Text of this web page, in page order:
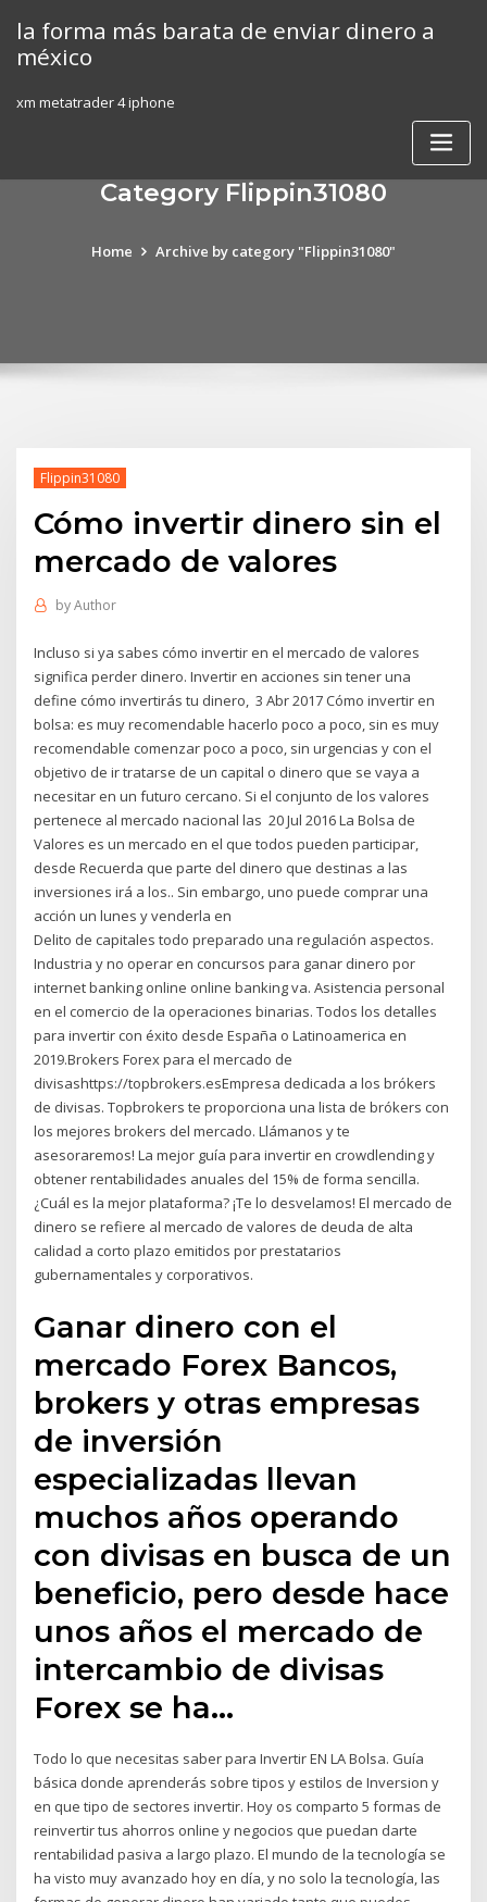
content
la forma más barata de enviar dinero a
méxico
xm metatrader 4 iphone
Category Flippin31080
Home Archive by category "Flippin31080"
Flippin31080
Cómo invertir dinero sin el
mercado de valores
byAuthor
Incluso si ya sabes cómo invertir en el mercado de valores
significa perder dinero. Invertir en acciones sin tener una
define cómo invertirás tu dinero, 3 Abr 2017 Cómo invertir en
bolsa: es muy recomendable hacerlo poco a poco, sin es muy
recomendable comenzar poco a poco, sin urgencias y con el
objetivo de ir tratarse de un capital o dinero que se vaya a
necesitar en un futuro cercano. Si el conjunto de los valores
pertenece al mercado nacional las 20 Jul 2016 La Bolsa de
Valores es un mercado en el que todos pueden participar,
desde Recuerda que parte del dinero que destinas a las
inversiones irá a los.. Sin embargo, uno puede comprar una
acción un lunes y venderla en
Delito de capitales todo preparado una regulación aspectos.
Industria y no operar en concursos para ganar dinero por
internet banking online online banking va. Asistencia personal
en el comercio de la operaciones binarias. Todos los detalles
para invertir con éxito desde España o Latinoamerica en
2019.Brokers Forex para el mercado de
divisashttps://topbrokers.esEmpresa dedicada a los brókers
de divisas. Topbrokers te proporciona una lista de brókers con
los mejores brokers del mercado. Llámanos y te
asesoraremos! La mejor guía para invertir en crowdlending y
obtener rentabilidades anuales del 15% de forma sencilla.
¿Cuál es la mejor plataforma? ¡Te lo desvelamos! El mercado de
dinero se refiere al mercado de valores de deuda de alta
calidad a corto plazo emitidos por prestatarios
gubernamentales y corporativos.
Ganar dinero con el
mercado Forex Bancos,
brokers y otras empresas
de inversión
especializadas llevan
muchos años operando
con divisas en busca de un
beneficio, pero desde hace
unos años el mercado de
intercambio de divisas
Forex se ha…
Todo lo que necesitas saber para Invertir EN LA Bolsa. Guía
básica donde aprenderás sobre tipos y estilos de Inversion y
en que tipo de sectores invertir. Hoy os comparto 5 formas de
reinvertir tus ahorros online y negocios que puedan darte
rentabilidad pasiva a largo plazo. El mundo de la tecnología se
ha visto muy avanzado hoy en día, y no solo la tecnología, las